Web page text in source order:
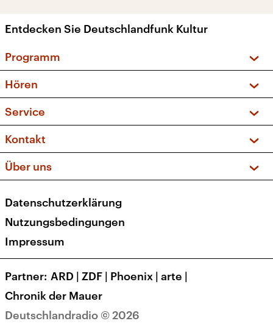
Entdecken Sie Deutschlandfunk Kultur
Programm
Sendungen und Podcasts
Musikliste
Kakadu – Das Kinderprogramm
Hören
Frequenzen (UKW + DAB+)
Service
FAQ
Apps
Newsletter
Veranstaltungen
Kontakt
Social Media
Über uns
Presse
Karriere
Transparenz
Deutschlandradio © 2026
Datenschutzerklärung
Nutzungsbedingungen
Impressum
Partner ARD | ZDF | Phoenix | arte |
Chronik der Mauer